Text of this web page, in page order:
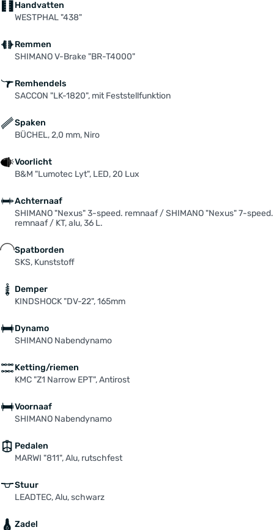
Handvatten
WESTPHAL "438"
Remmen
SHIMANO V-Brake "BR-T4000"
Remhendels
SACCON "LK-1820", mit Feststellfunktion
Spaken
BÜCHEL, 2,0 mm, Niro
Voorlicht
B&M "Lumotec Lyt", LED, 20 Lux
Achternaaf
SHIMANO "Nexus" 3-speed. remnaaf / SHIMANO "Nexus" 7-speed.
remnaaf / KT, alu, 36 L.
Spatborden
SKS, Kunststoff
Demper
KINDSHOCK "DV-22", 165mm
Dynamo
SHIMANO Nabendynamo
Ketting/riemen
KMC "Z1 Narrow EPT", Antirost
Voornaaf
SHIMANO Nabendynamo
Pedalen
MARWI "811", Alu, rutschfest
Stuur
LEADTEC, Alu, schwarz
Zadel